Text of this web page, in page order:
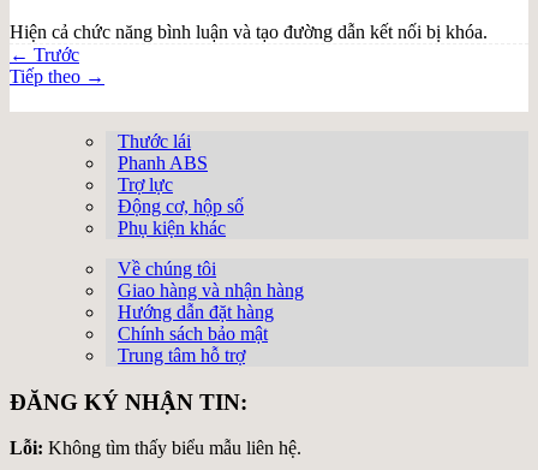
Hiện cả chức năng bình luận và tạo đường dẫn kết nối bị khóa.
← Trước
Tiếp theo →
Thước lái
Phanh ABS
Trợ lực
Động cơ, hộp số
Phụ kiện khác
Về chúng tôi
Giao hàng và nhận hàng
Hướng dẫn đặt hàng
Chính sách bảo mật
Trung tâm hỗ trợ
ĐĂNG KÝ NHẬN TIN:
Lỗi: Không tìm thấy biểu mẫu liên hệ.